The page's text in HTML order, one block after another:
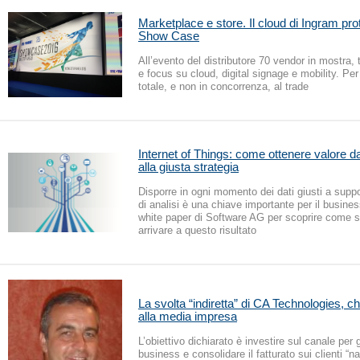
Marketplace e store. Il cloud di Ingram
Show Case
All’evento del distributore 70 vendor in mostra,
e focus su cloud, digital signage e mobility.
totale, e non in concorrenza, al trade
Internet of Things: come ottenere valore
alla giusta strategia
Disporre in ogni momento dei dati giusti a
di analisi è una chiave importante per il
white paper di Software AG per scoprire come
arrivare a questo risultato
La svolta “indiretta” di CA Technologies,
alla media impresa
L’obiettivo dichiarato è investire sul canale per
business e consolidare il fatturato sui clienti